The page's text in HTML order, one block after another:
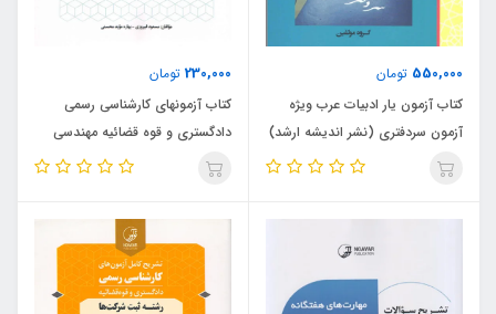
550,000 تومان
کتاب آزمون یار ادبیات عرب ویژه
آزمون سردفتری (نشر اندیشه ارشد)
230,000 تومان
کتاب آزمونهای کارشناسی رسمی
دادگستری و قوه قضائیه مهندسی
محیط زیست (نشر نوآور)